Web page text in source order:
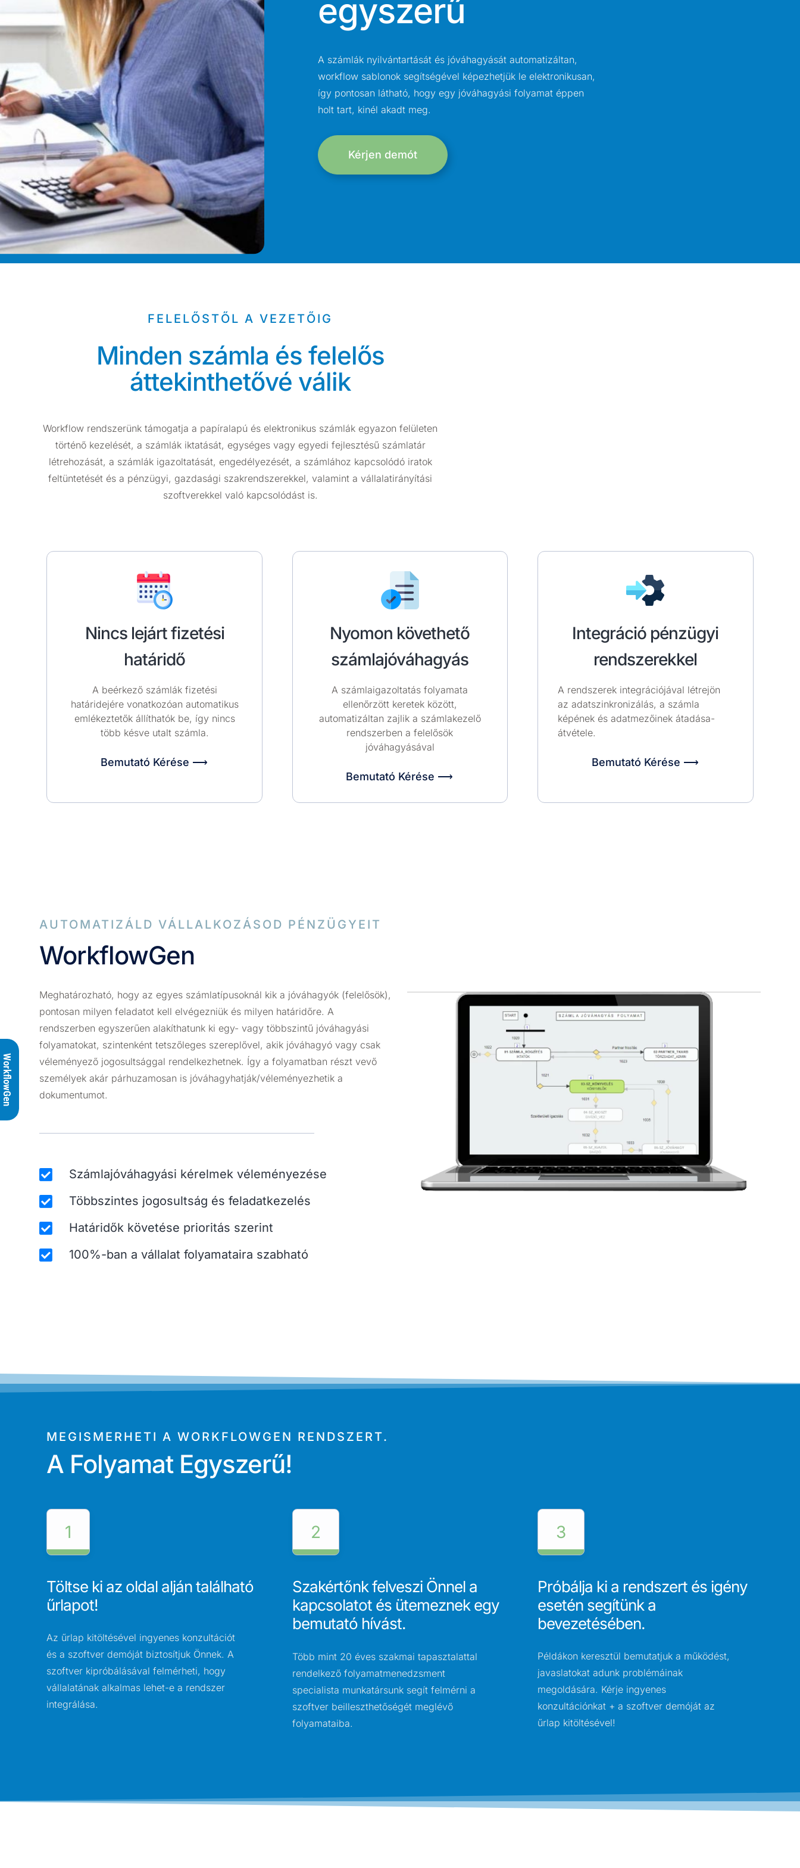
egyszerű
A számlák nyilvántartását és jóváhagyását automatizáltan,
workflow sablonok segítségével képezhetjük le elektronikusan,
így pontosan látható, hogy egy jóváhagyási folyamat éppen
holt tart, kinél akadt meg.
Kérjen demót
FELELŐSTŐL A VEZETŐIG
Minden számla és felelős
áttekinthetővé válik
Workflow rendszerünk támogatja a papíralapú és elektronikus számlák egyazon felületen
történő kezelését, a számlák iktatását, egységes vagy egyedi fejlesztésű számlatár
létrehozását, a számlák igazoltatását, engedélyezését, a számlához kapcsolódó iratok
feltüntetését és a pénzügyi, gazdasági szakrendszerekkel, valamint a vállalatirányítási
szoftverekkel való kapcsolódást is.
Nincs lejárt fizetési
határidő
A beérkező számlák fizetési
határidejére vonatkozóan automatikus
emlékeztetők állíthatók be, így nincs
több késve utalt számla.
Bemutató Kérése ⟶
Nyomon követhető
számlajóváhagyás
A számlaigazoltatás folyamata
ellenőrzött keretek között,
automatizáltan zajlik a számlakezelő
rendszerben a felelősök
jóváhagyásával
Bemutató Kérése ⟶
Integráció pénzügyi
rendszerekkel
A rendszerek integrációjával létrejön
az adatszinkronizálás, a számla
képének és adatmezőinek átadása-
átvétele.
Bemutató Kérése ⟶
AUTOMATIZÁLD VÁLLALKOZÁSOD PÉNZÜGYEIT
WorkflowGen
Meghatározható, hogy az egyes számlatípusoknál kik a jóváhagyók (felelősök),
pontosan milyen feladatot kell elvégezniük és milyen határidőre. A
rendszerben egyszerűen alakíthatunk ki egy- vagy többszintű jóváhagyási
folyamatokat, szintenként tetszőleges szereplővel, akik jóváhagyó vagy csak
véleményező jogosultsággal rendelkezhetnek. Így a folyamatban részt vevő
személyek akár párhuzamosan is jóváhagyhatják/véleményezhetik a
dokumentumot.
Számlajóváhagyási kérelmek véleményezése
Többszintes jogosultság és feladatkezelés
Határidők követése prioritás szerint
100%-ban a vállalat folyamataira szabható
MEGISMERHETI A WORKFLOWGEN RENDSZERT.
A Folyamat Egyszerű!
1
Töltse ki az oldal alján található
űrlapot!
Az űrlap kitöltésével ingyenes konzultációt
és a szoftver demóját biztosítjuk Önnek. A
szoftver kipróbálásával felmérheti, hogy
vállalatának alkalmas lehet-e a rendszer
integrálása.
2
Szakértőnk felveszi Önnel a
kapcsolatot és ütemeznek egy
bemutató hívást.
Több mint 20 éves szakmai tapasztalattal
rendelkező folyamatmenedzsment
specialista munkatársunk segít felmérni a
szoftver beilleszthetőségét meglévő
folyamataiba.
3
Próbálja ki a rendszert és igény
esetén segítünk a
bevezetésében.
Példákon keresztül bemutatjuk a működést,
javaslatokat adunk problémáinak
megoldására. Kérje ingyenes
konzultációnkat + a szoftver demóját az
űrlap kitöltésével!
WorkflowGen